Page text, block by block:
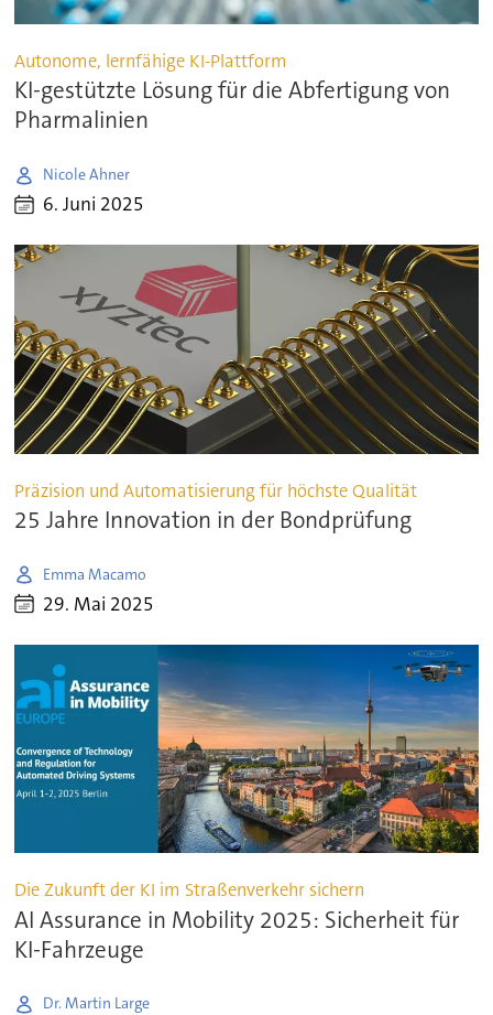
Autonome, lernfähige KI-Plattform
KI-gestützte Lösung für die Abfertigung von
Pharmalinien
Nicole Ahner
6. Juni 2025
Präzision und Automatisierung für höchste Qualität
25 Jahre Innovation in der Bondprüfung
Emma Macamo
29. Mai 2025
Die Zukunft der KI im Straßenverkehr sichern
AI Assurance in Mobility 2025: Sicherheit für
KI-Fahrzeuge
Dr. Martin Large